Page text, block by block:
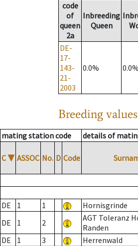
code
of
queen
2a
Inbreeding
Queen
DE-
17-
143-
21-
2003
0.0% 0.0%
Breeding
mating station code details of
C ▼ ASSOC No. D Code
DE
1 1 Hornisgrinde
DE
1 2
AGT Toleranz
Randen
DE
1 3 Herrenwald